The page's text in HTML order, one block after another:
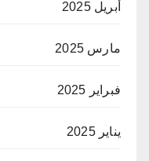
أبريل 2025
مارس 2025
فبراير 2025
يناير 2025